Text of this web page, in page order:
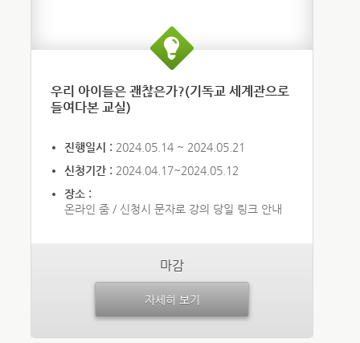
우리 아이들은 괜찮은가?(기독교 세계관으로
들여다본 교실)
진행일시 : 2024.05.14 ~ 2024.05.21
신청기간 : 2024.04.17~2024.05.12
장소 :
온라인 줌 / 신청시 문자로 강의 당일 링크 안내
마감
자세히 보기